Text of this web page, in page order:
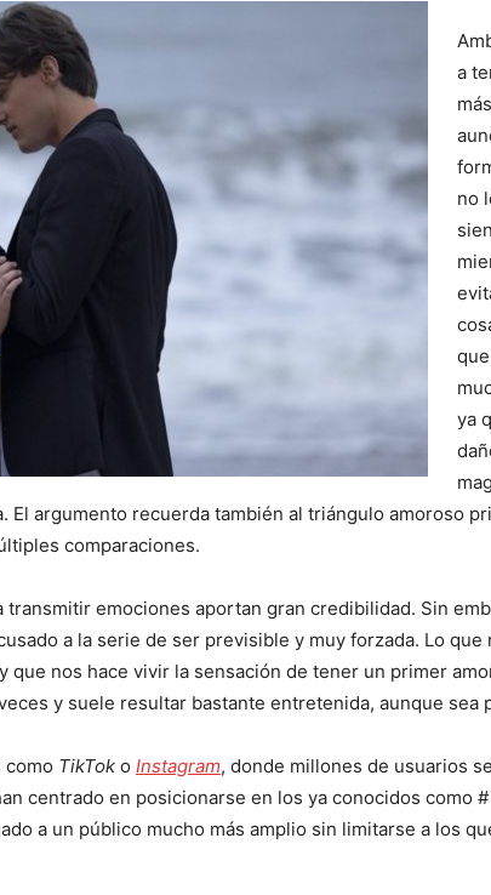
a
no
ya
El argumento recuerda también al triángulo amoroso
comparaciones.
transmitir emociones aportan gran credibilidad. Sin
a la serie de ser previsible y muy forzada. Lo que
que nos hace vivir la sensación de tener un primer
y suele resultar bastante entretenida, aunque sea
como TikTok o Instagram, donde millones de usuarios
centrado en posicionarse en los ya conocidos como #
a un público mucho más amplio sin limitarse a los